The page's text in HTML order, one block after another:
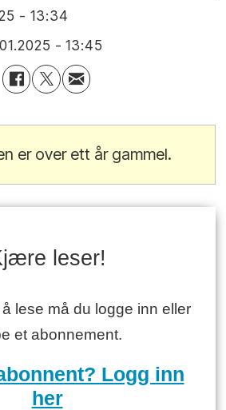
- 13:34
- 13:45
er over ett år gammel.
leser!
lese må du logge inn eller
et abonnement.
Logg inn
her